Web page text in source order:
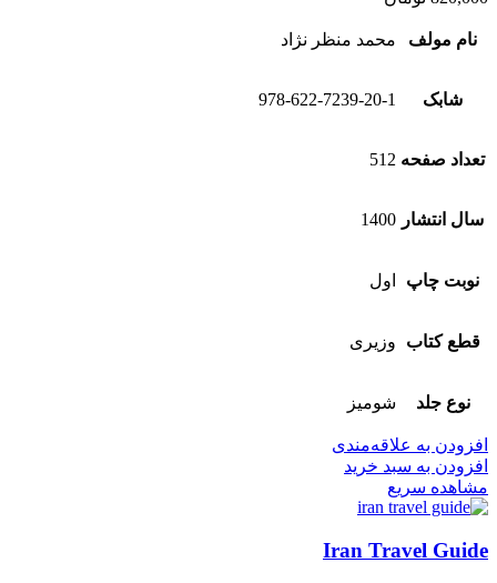
نام مولف محمد منظر نژاد
شابک 978-622-7239-20-1
تعداد صفحه 512
سال انتشار 1400
نوبت چاپ اول
قطع کتاب وزیری
نوع جلد شومیز
افزودن به علاقه‌مندی
افزودن به سبد خرید
مشاهده سریع
Iran Travel Guide